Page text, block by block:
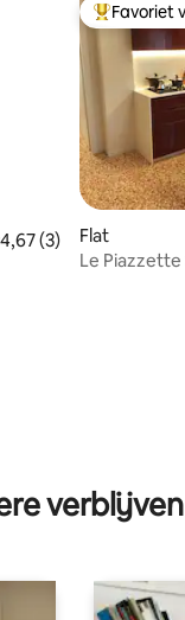
4,67 (3)
Favoriet
Flat
Le Piazzette
verblijven